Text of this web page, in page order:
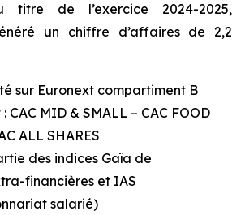
titre de l’exercice 2024-2025,
un chiffre d’affaires de 2,2
sur Euronext compartiment B
CAC MID & SMALL – CAC FOOD
ALL SHARES
des indices Gaïa de
financières et IAS
salarié)